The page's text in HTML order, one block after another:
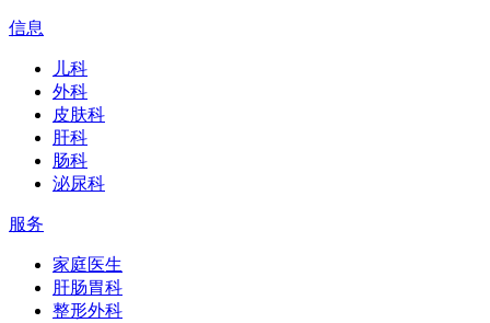
信息
儿科
外科
皮肤科
肝科
肠科
泌尿科
服务
家庭医生
肝肠胃科
整形外科